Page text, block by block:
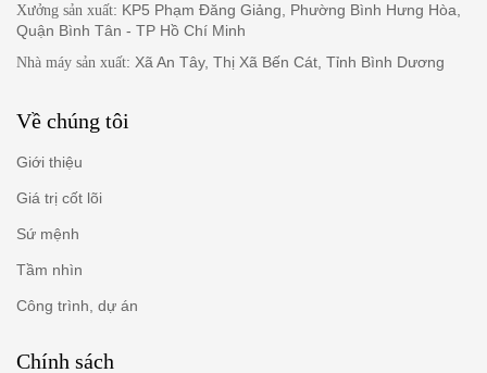
Xưởng sản xuất: KP5 Phạm Đăng Giảng, Phường Bình Hưng Hòa,
Quận Bình Tân - TP Hồ Chí Minh
Nhà máy sản xuất: Xã An Tây, Thị Xã Bến Cát, Tỉnh Bình Dương
Về chúng tôi
Giới thiệu
Giá trị cốt lõi
Sứ mệnh
Tầm nhìn
Công trình, dự án
Chính sách